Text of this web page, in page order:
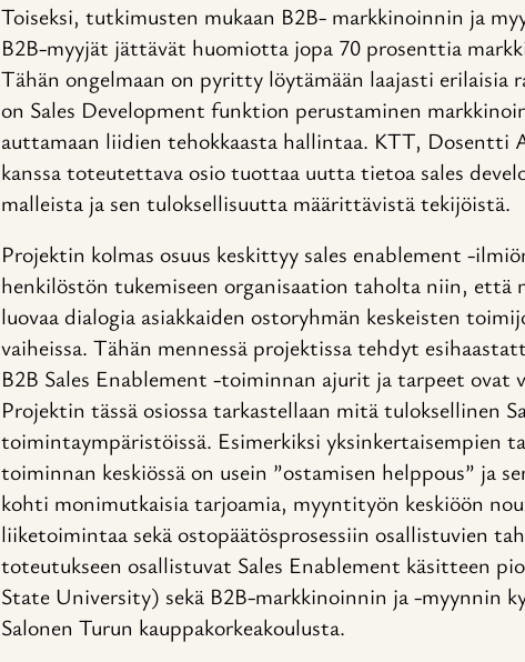
Toiseksi, tutkimusten mukaan B2B- markkinoinnin ja
B2B-myyjät jättävät huomiotta jopa 70 prosenttia
Tähän ongelmaan on pyritty löytämään laajasti erilaisia
on Sales Development funktion perustaminen
auttamaan liidien tehokkaasta hallintaa. KTT, Dosentti
kanssa toteutettava osio tuottaa uutta tietoa sales
malleista ja sen tuloksellisuutta määrittävistä tekijöistä.
Projektin kolmas osuus keskittyy sales enablement -
henkilöstön tukemiseen organisaation taholta niin, että
luovaa dialogia asiakkaiden ostoryhmän keskeisten
vaiheissa. Tähän mennessä projektissa tehdyt
B2B Sales Enablement -toiminnan ajurit ja tarpeet ovat
Projektin tässä osiossa tarkastellaan mitä tuloksellinen
toimintaympäristöissä. Esimerkiksi yksinkertaisempien
toiminnan keskiössä on usein ”ostamisen helppous” ja
kohti monimutkaisia tarjoamia, myyntityön keskiöön
liiketoimintaa sekä ostopäätösprosessiin osallistuvien
toteutukseen osallistuvat Sales Enablement käsitteen
State University) sekä B2B-markkinoinnin ja -myynnin
Salonen Turun kauppakorkeakoulusta.